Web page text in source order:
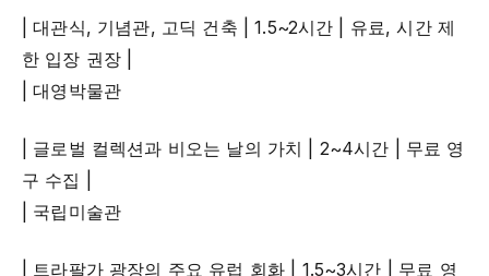
| 대관식, 기념관, 고딕 건축 | 1.5~2시간 | 유료, 시간 제
한 입장 권장 |
| 대영박물관
| 글로벌 컬렉션과 비오는 날의 가치 | 2~4시간 | 무료 영
구 수집 |
| 국립미술관
| 트라팔가 광장의 주요 유럽 회화 | 1.5~3시간 | 무료 영